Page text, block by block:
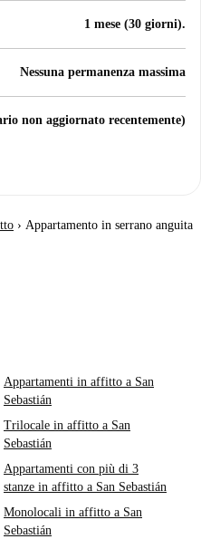
1 mese (30 giorni).
Nessuna permanenza massima
non aggiornato recentemente)
› Appartamento in serrano anguita
Appartamenti in affitto a San
Sebastián
Trilocale in affitto a San
Sebastián
Appartamenti con più di 3
stanze in affitto a San Sebastián
Monolocali in affitto a San
Sebastián